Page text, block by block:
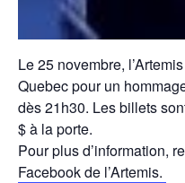
Le 25 novembre,
Quebec pour un
dès 21h30. Les billets
$ à la porte.
Pour plus d’information,
Facebook de l’Artemis.